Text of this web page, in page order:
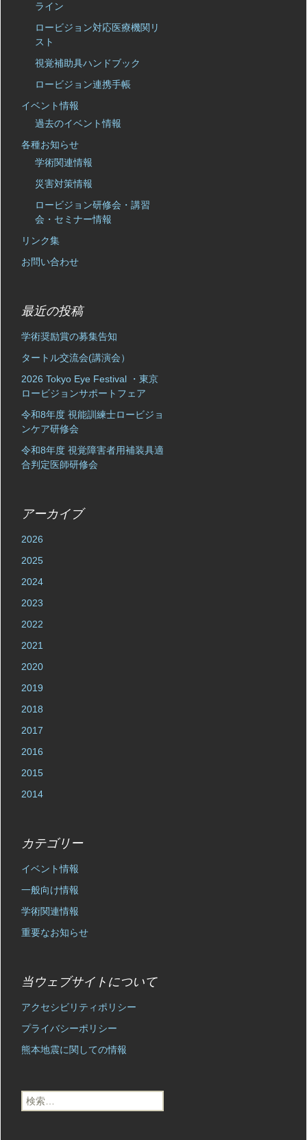
ライン
ロービジョン対応医療機関リ
スト
視覚補助具ハンドブック
ロービジョン連携手帳
イベント情報
過去のイベント情報
各種お知らせ
学術関連情報
災害対策情報
ロービジョン研修会・講習
会・セミナー情報
リンク集
お問い合わせ
最近の投稿
学術奨励賞の募集告知
タートル交流会(講演会）
2026 Tokyo Eye Festival ・東京
ロービジョンサポートフェア
令和8年度 視能訓練士ロービジョ
ンケア研修会
令和8年度 視覚障害者用補装具適
合判定医師研修会
アーカイブ
2026
2025
2024
2023
2022
2021
2020
2019
2018
2017
2016
2015
2014
カテゴリー
イベント情報
一般向け情報
学術関連情報
重要なお知らせ
当ウェブサイトについて
アクセシビリティポリシー
プライバシーポリシー
熊本地震に関しての情報
検
索: